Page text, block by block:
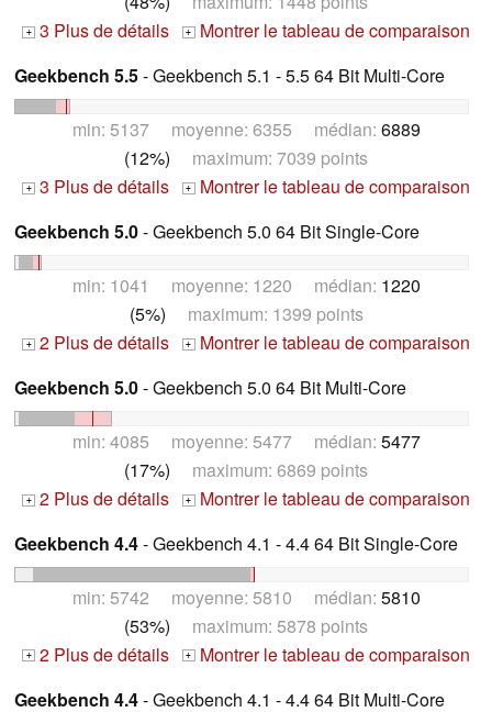
+ 3 Plus de détails + Montrer le tableau de comparaison
Geekbench 5.5- Geekbench 5.1 - 5.5 64 Bit Multi-Core
min: 5137 moyenne: 6355 médian: 6889
(12%) maximum: 7039 points
+ 3 Plus de détails + Montrer le tableau de comparaison
Geekbench 5.0- Geekbench 5.0 64 Bit Single-Core
min: 1041 moyenne: 1220 médian: 1220
(5%) maximum: 1399 points
+ 2 Plus de détails + Montrer le tableau de comparaison
Geekbench 5.0- Geekbench 5.0 64 Bit Multi-Core
min: 4085 moyenne: 5477 médian: 5477
(17%) maximum: 6869 points
+ 2 Plus de détails + Montrer le tableau de comparaison
Geekbench 4.4- Geekbench 4.1 - 4.4 64 Bit Single-Core
min: 5742 moyenne: 5810 médian: 5810
(53%) maximum: 5878 points
+ 2 Plus de détails + Montrer le tableau de comparaison
Geekbench 4.4- Geekbench 4.1 - 4.4 64 Bit Multi-Core